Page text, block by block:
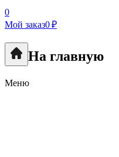
0
Мой заказ0 ₽
На главную
Меню